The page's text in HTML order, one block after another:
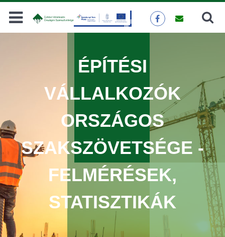
Keresés
ÉPÍTÉSI
VÁLLALKOZÓK
ORSZÁGOS
SZAKSZÖVETSÉGE -
FELMÉRÉSEK,
STATISZTIKÁK